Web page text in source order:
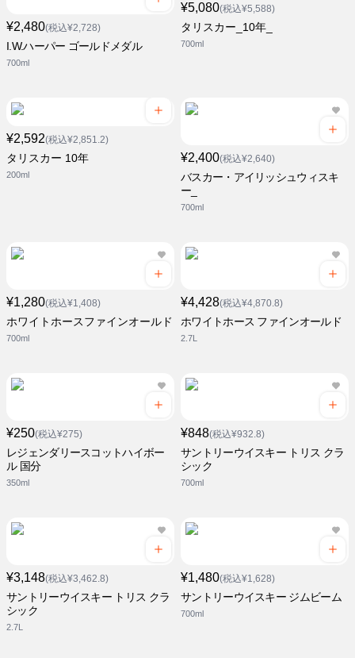
¥2,480(税込¥2,728)
I.W.ハーパー ゴールドメダル
700ml
¥5,080(税込¥5,588)
タリスカー_10年_
700ml
¥2,592(税込¥2,851.2)
タリスカー 10年
200ml
¥2,400(税込¥2,640)
バスカー・アイリッシュウィスキ
ー_
700ml
¥1,280(税込¥1,408)
ホワイトホースファインオールド
700ml
¥4,428(税込¥4,870.8)
ホワイトホース ファインオールド
2.7L
¥250(税込¥275)
レジェンダリースコットハイボー
ル 国分
350ml
¥848(税込¥932.8)
サントリーウイスキー トリス クラ
シック
700ml
¥3,148(税込¥3,462.8)
サントリーウイスキー トリス クラ
シック
2.7L
¥1,480(税込¥1,628)
サントリーウイスキー ジムビーム
700ml